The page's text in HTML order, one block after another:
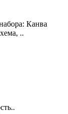
Канва
..